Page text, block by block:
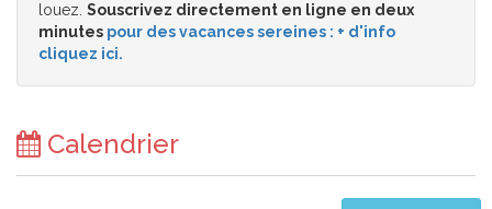
louez. Souscrivez directement en ligne en deux
minutes pour des vacances sereines : + d'info
cliquez ici.
Calendrier